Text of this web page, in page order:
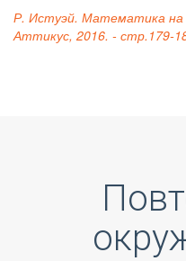
Р. Истуэй. Математика на
Аттикус, 2016. - стр.179-